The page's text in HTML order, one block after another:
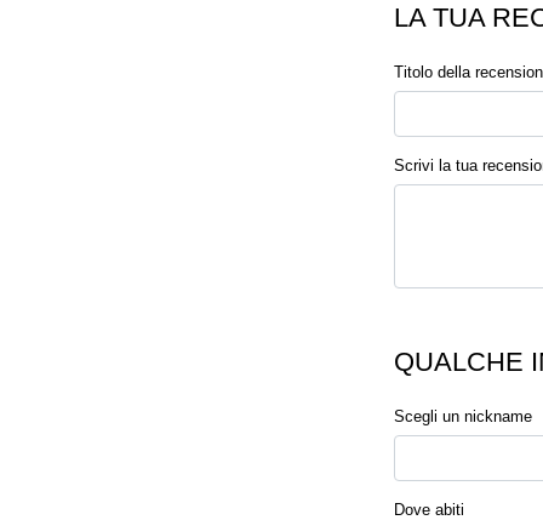
LA TUA
Titolo della
Scrivi la tua
QUALCHE
Scegli un nickname
Dove abiti